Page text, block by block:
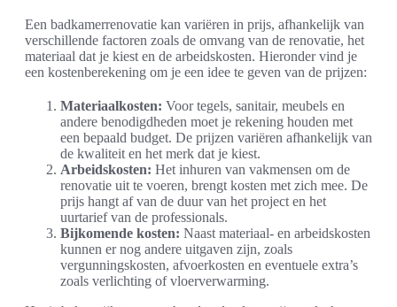
Een badkamerrenovatie kan variëren in prijs, afhankelijk van
verschillende factoren zoals de omvang van de renovatie, het
materiaal dat je kiest en de arbeidskosten. Hieronder vind je
een kostenberekening om je een idee te geven van de prijzen:
Materiaalkosten: Voor tegels, sanitair, meubels en
andere benodigdheden moet je rekening houden met
een bepaald budget. De prijzen variëren afhankelijk van
de kwaliteit en het merk dat je kiest.
Arbeidskosten: Het inhuren van vakmensen om de
renovatie uit te voeren, brengt kosten met zich mee. De
prijs hangt af van de duur van het project en het
uurtarief van de professionals.
Bijkomende kosten: Naast materiaal- en arbeidskosten
kunnen er nog andere uitgaven zijn, zoals
vergunningskosten, afvoerkosten en eventuele extra’s
zoals verlichting of vloerverwarming.